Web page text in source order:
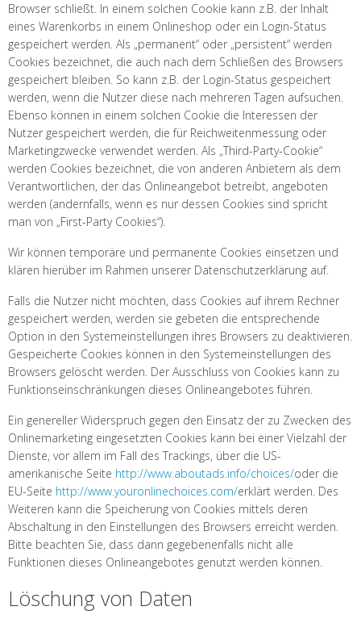
Browser schließt. In einem solchen Cookie kann z.B. der Inhalt
eines Warenkorbs in einem Onlineshop oder ein Login-Status
gespeichert werden. Als „permanent“ oder „persistent“ werden
Cookies bezeichnet, die auch nach dem Schließen des Browsers
gespeichert bleiben. So kann z.B. der Login-Status gespeichert
werden, wenn die Nutzer diese nach mehreren Tagen aufsuchen.
Ebenso können in einem solchen Cookie die Interessen der
Nutzer gespeichert werden, die für Reichweitenmessung oder
Marketingzwecke verwendet werden. Als „Third-Party-Cookie“
werden Cookies bezeichnet, die von anderen Anbietern als dem
Verantwortlichen, der das Onlineangebot betreibt, angeboten
werden (andernfalls, wenn es nur dessen Cookies sind spricht
man von „First-Party Cookies“).
Wir können temporäre und permanente Cookies einsetzen und
klären hierüber im Rahmen unserer Datenschutzerklärung auf.
Falls die Nutzer nicht möchten, dass Cookies auf ihrem Rechner
gespeichert werden, werden sie gebeten die entsprechende
Option in den Systemeinstellungen ihres Browsers zu deaktivieren.
Gespeicherte Cookies können in den Systemeinstellungen des
Browsers gelöscht werden. Der Ausschluss von Cookies kann zu
Funktionseinschränkungen dieses Onlineangebotes führen.
Ein genereller Widerspruch gegen den Einsatz der zu Zwecken des
Onlinemarketing eingesetzten Cookies kann bei einer Vielzahl der
Dienste, vor allem im Fall des Trackings, über die US-
amerikanische Seite http://www.aboutads.info/choices/oder die
EU-Seite http://www.youronlinechoices.com/erklärt werden. Des
Weiteren kann die Speicherung von Cookies mittels deren
Abschaltung in den Einstellungen des Browsers erreicht werden.
Bitte beachten Sie, dass dann gegebenenfalls nicht alle
Funktionen dieses Onlineangebotes genutzt werden können.
Löschung von Daten